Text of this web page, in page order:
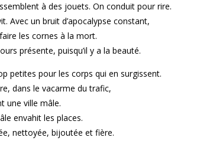
à des jouets. On conduit pour rire.
Avec un bruit d’apocalypse constant,
les cornes à la mort.
présente, puisqu’il y a la beauté.
petites pour les corps qui en surgissent.
dans le vacarme du trafic,
une ville mâle.
envahit les places.
nettoyée, bijoutée et fière.